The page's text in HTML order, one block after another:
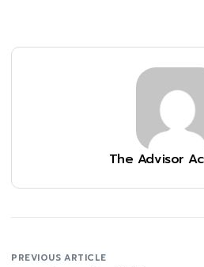
The Advisor
PREVIOUS ARTICLE